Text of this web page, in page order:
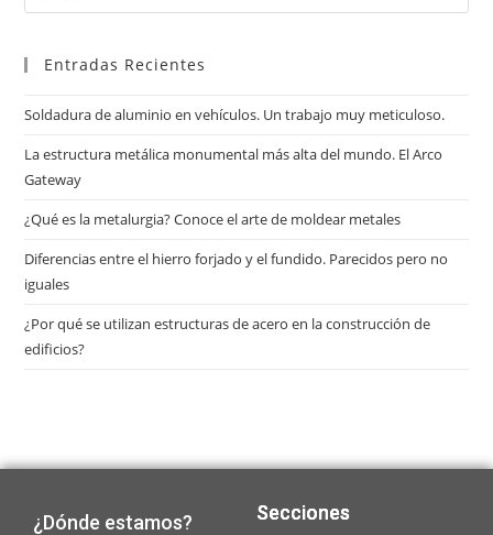
Entradas Recientes
Soldadura de aluminio en vehículos. Un trabajo muy meticuloso.
La estructura metálica monumental más alta del mundo. El Arco
Gateway
¿Qué es la metalurgia? Conoce el arte de moldear metales
Diferencias entre el hierro forjado y el fundido. Parecidos pero no
iguales
¿Por qué se utilizan estructuras de acero en la construcción de
edificios?
¿Dónde estamos? Secciones
Secciones
Secciones